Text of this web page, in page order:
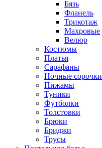
Бязь
Фланель
Трикотаж
Махровые
Велюр
Костюмы
Платья
Сарафаны
Ночные сорочки
Пижамы
Туники
Футболки
Толстовки
Брюки
Бриджи
Трусы